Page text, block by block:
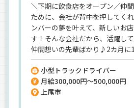
＼下期に飲食店をオープン／仲
ために、会社が背中を押してく
ンバーの夢を叶えて、新しいお
す！そんな会社だから、活躍し
仲間想いの先輩ばかり♪2カ月に
催するなどコミュニケーション
チームワークは抜群です！【未経
お任せするのは家電製品を個人宅
仕事！基本的に2人1組のチーム
小型トラックドライバー
月給300,000円～500,000円
上尾市